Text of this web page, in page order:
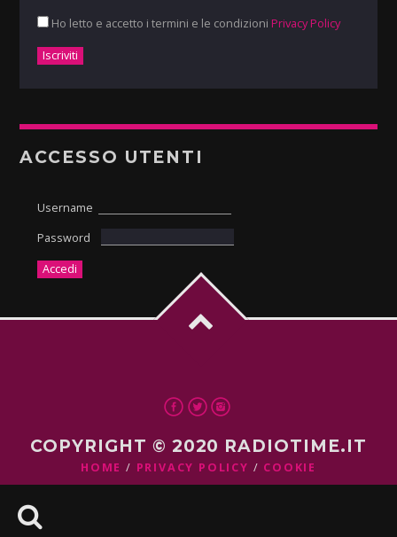
Ho letto e accetto i termini e le condizioni Privacy Policy
ACCESSO UTENTI
Username
Password
COPYRIGHT © 2020 RADIOTIME.IT
HOME PRIVACY POLICY COOKIE